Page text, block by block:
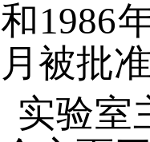
和1986
月被批
实验室